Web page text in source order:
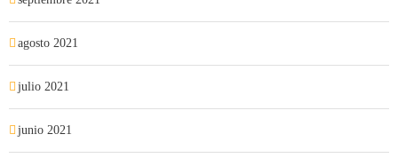
agosto 2021
julio 2021
junio 2021